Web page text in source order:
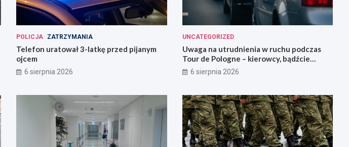
POLICJA ZATRZYMANIA
Telefon uratował 3-latkę przed pijanym
ojcem
6 sierpnia 2026
UNCATEGORIZED
Uwaga na utrudnienia w ruchu podczas
Tour de Pologne – kierowcy, bądźcie
przygotowani!
6 sierpnia 2026